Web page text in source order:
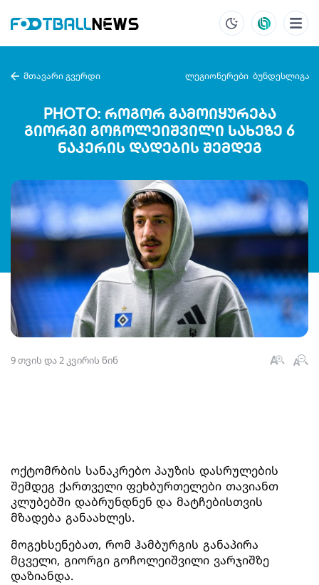
მთავარი გვერდი ლეგიონერები ბუნდესლიგა
PHOTO: როგორ გამოიყურება
გიორგი გოჩოლეიშვილი სახეზე 6
ნაკერის დადების შემდეგ
9 თვის და 2 კვირის წინ
ოქტომრბის სანაკრებო პაუზის დასრულების
შემდეგ ქართველი ფეხბურთელები თავიანთ
კლუბებში დაბრუნდნენ და მატჩებისთვის
მზადება განაახლეს.
მოგეხსენებათ, რომ ჰამბურგის განაპირა
მცველი, გიორგი გოჩოლეიშვილი ვარჯიშზე
დაზიანდა.